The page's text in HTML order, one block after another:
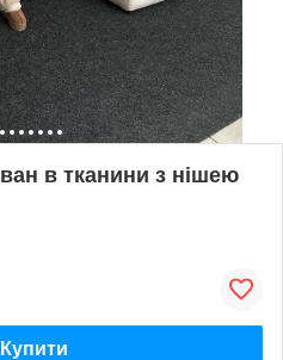
в тканини з нішею
Купити